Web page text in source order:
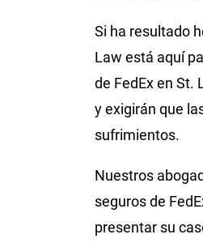
Si ha resultado
Law está aquí
de FedEx en St.
y exigirán que
sufrimientos.
Nuestros
seguros de
presentar su